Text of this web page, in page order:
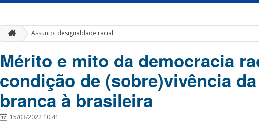
Assunto: desigualdade racial
Mérito e mito da democracia
condição de (sobre)vivência
branca à brasileira
15/03/2022 10:41